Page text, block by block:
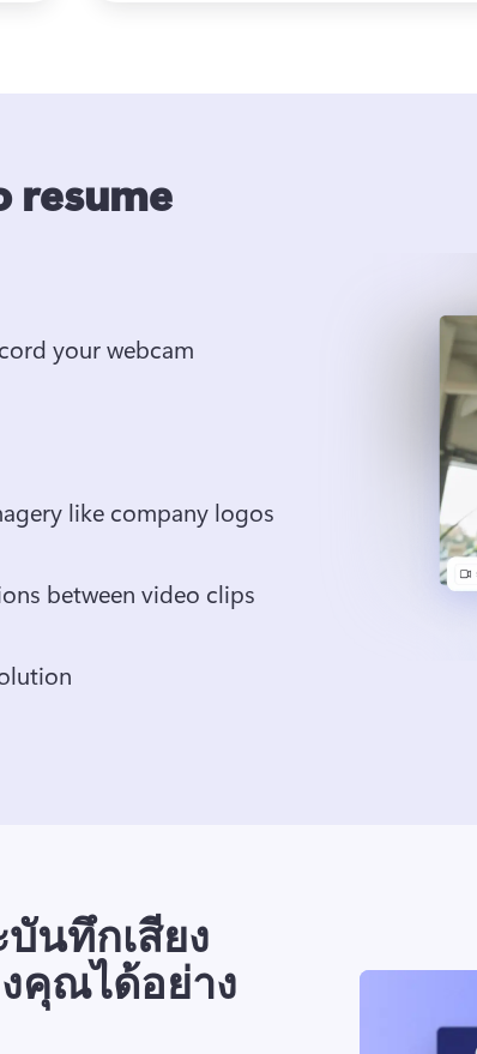
resume
your webcam
like company logos
between video clips
นทึกเสียง
คุณได้อย่าง